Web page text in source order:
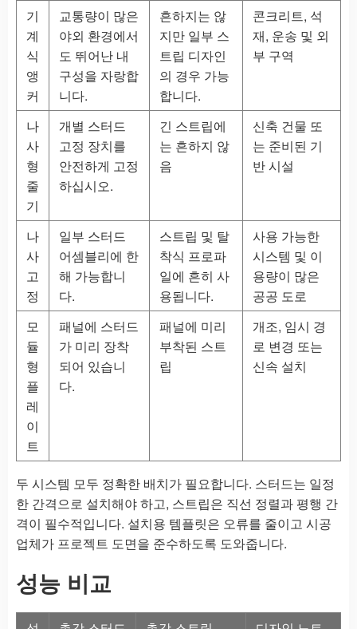
기
계
식
앵
커
교통량이 많은
야외 환경에서
도 뛰어난 내
구성을 자랑합
니다.
흔하지는 않
지만 일부 스
트립 디자인
의 경우 가능
합니다.
콘크리트, 석
재, 운송 및 외
부 구역
나
사
형
줄
기
개별 스터드
고정 장치를
안전하게 고정
하십시오.
긴 스트립에
는 흔하지 않
음
신축 건물 또
는 준비된 기
반 시설
나
사
고
정
일부 스터드
어셈블리에 한
해 가능합니
다.
스트립 및 탈
착식 프로파
일에 흔히 사
용됩니다.
사용 가능한
시스템 및 이
용량이 많은
공공 도로
모
듈
형
플
레
이
트
패널에 스터드
가 미리 장착
되어 있습니
다.
패널에 미리
부착된 스트
립
개조, 임시 경
로 변경 또는
신속 설치
두 시스템 모두 정확한 배치가 필요합니다. 스터드는 일정
한 간격으로 설치해야 하고, 스트립은 직선 정렬과 평행 간
격이 필수적입니다. 설치용 템플릿은 오류를 줄이고 시공
업체가 프로젝트 도면을 준수하도록 도와줍니다.
성능 비교